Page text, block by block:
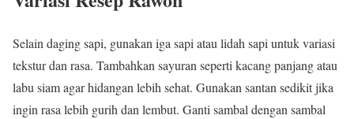
Selain daging sapi, gunakan iga sapi atau lidah sapi untuk variasi
tekstur dan rasa. Tambahkan sayuran seperti kacang panjang atau
labu siam agar hidangan lebih sehat. Gunakan santan sedikit jika
ingin rasa lebih gurih dan lembut. Ganti sambal dengan sambal